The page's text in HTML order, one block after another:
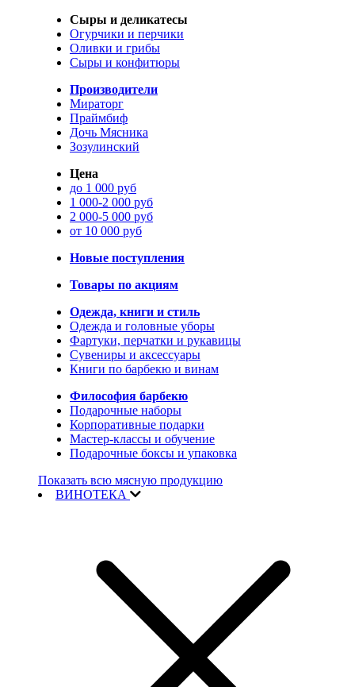
Сыры и деликатесы
Огурчики и перчики
Оливки и грибы
Сыры и конфитюры
Производители
Мираторг
Праймбиф
Дочь Мясника
Зозулинский
Цена
до 1 000 руб
1 000-2 000 руб
2 000-5 000 руб
от 10 000 руб
Новые поступления
Товары по акциям
Одежда, книги и стиль
Одежда и головные уборы
Фартуки, перчатки и рукавицы
Сувениры и аксессуары
Книги по барбекю и винам
Философия барбекю
Подарочные наборы
Корпоративные подарки
Мастер-классы и обучение
Подарочные боксы и упаковка
Показать всю мясную продукцию
ВИНОТЕКА